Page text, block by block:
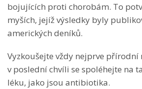
bojujících proti chorobám. To
myších, jejíž výsledky byly
amerických deníků.
Vyzkoušejte vždy nejprve přírodní
v poslední chvíli se spoléhejte na
léku, jako jsou antibiotika.